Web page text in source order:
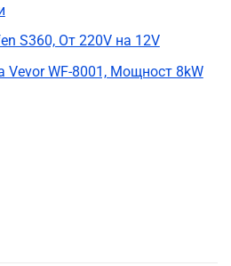
S360, От 220V на 12V
Vevor WF-8001, Мощност 8kW